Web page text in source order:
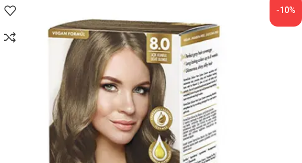
-10%